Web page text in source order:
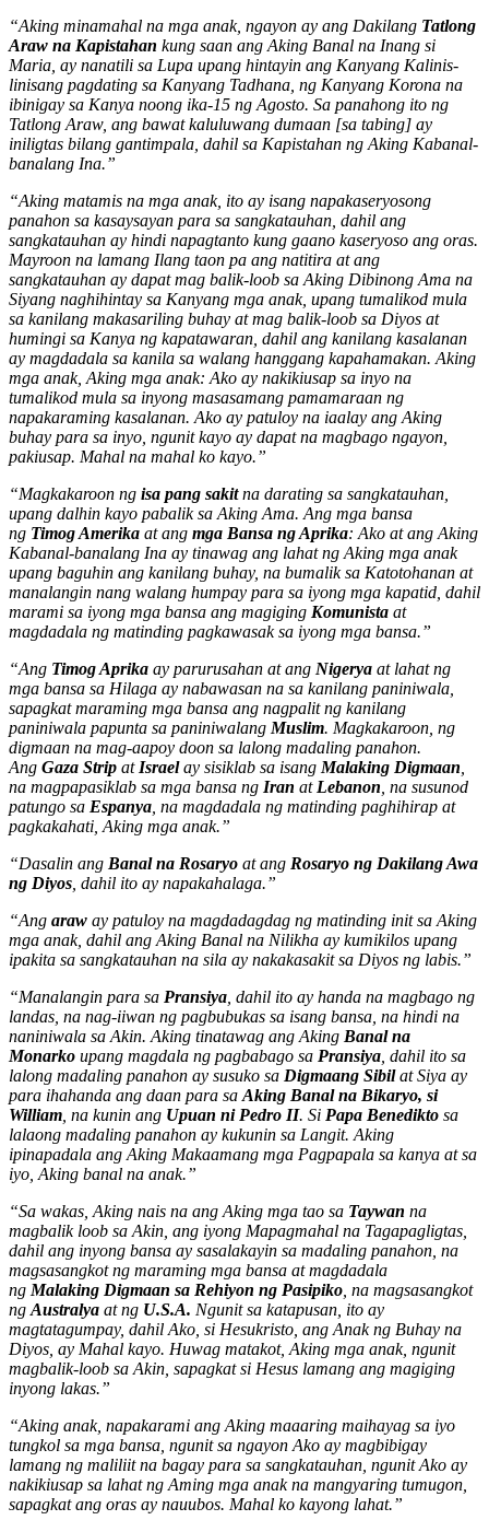
“Aking minamahal na mga anak, ngayon ay ang Dakilang Tatlong
Araw na Kapistahan kung saan ang Aking Banal na Inang si
Maria, ay nanatili sa Lupa upang hintayin ang Kanyang Kalinis-
linisang pagdating sa Kanyang Tadhana, ng Kanyang Korona na
ibinigay sa Kanya noong ika-15 ng Agosto. Sa panahong ito ng
Tatlong Araw, ang bawat kaluluwang dumaan [sa tabing] ay
iniligtas bilang gantimpala, dahil sa Kapistahan ng Aking Kabanal-
banalang Ina.”
“Aking matamis na mga anak, ito ay isang napakaseryosong
panahon sa kasaysayan para sa sangkatauhan, dahil ang
sangkatauhan ay hindi napagtanto kung gaano kaseryoso ang oras.
Mayroon na lamang Ilang taon pa ang natitira at ang
sangkatauhan ay dapat mag balik-loob sa Aking Dibinong Ama na
Siyang naghihintay sa Kanyang mga anak, upang tumalikod mula
sa kanilang makasariling buhay at mag balik-loob sa Diyos at
humingi sa Kanya ng kapatawaran, dahil ang kanilang kasalanan
ay magdadala sa kanila sa walang hanggang kapahamakan. Aking
mga anak, Aking mga anak: Ako ay nakikiusap sa inyo na
tumalikod mula sa inyong masasamang pamamaraan ng
napakaraming kasalanan. Ako ay patuloy na iaalay ang Aking
buhay para sa inyo, ngunit kayo ay dapat na magbago ngayon,
pakiusap. Mahal na mahal ko kayo.”
“Magkakaroon ng isa pang sakitna darating sa sangkatauhan,
upang dalhin kayo pabalik sa Aking Ama. Ang mga bansa
ng Timog Amerika at ang mga Bansa ng Aprika: Ako at ang Aking
Kabanal-banalang Ina ay tinawag ang lahat ng Aking mga anak
upang baguhin ang kanilang buhay, na bumalik sa Katotohanan at
manalangin nang walang humpay para sa iyong mga kapatid, dahil
marami sa iyong mga bansa ang magiging Komunista at
magdadala ng matinding pagkawasak sa iyong mga bansa.”
“Ang Timog Aprika ay parurusahan at ang Nigerya at lahat ng
mga bansa sa Hilaga ay nabawasan na sa kanilang paniniwala,
sapagkat maraming mga bansa ang nagpalit ng kanilang
paniniwala papunta sa paniniwalang Muslim. Magkakaroon, ng
digmaan na mag-aapoy doon sa lalong madaling panahon.
Ang Gaza Strip at Israelay sisiklab sa isang Malaking Digmaan
na magpapasiklab sa mga bansa ng Iran at Lebanon , na susunod
patungo sa Espanya , na magdadala ng matinding paghihirap at
pagkakahati, Aking mga anak.”
“Dasalin ang Banal na Rosaryo at ang Rosaryo ng Dakilang Awa
ng Diyos , dahil ito ay napakahalaga.”
“Ang araw ay patuloy na magdadagdag ng matinding init sa Aking
mga anak, dahil ang Aking Banal na Nilikha ay kumikilos upang
ipakita sa sangkatauhan na sila ay nakakasakit sa Diyos ng labis.”
“Manalangin para sa Pransiya , dahil ito ay handa na magbago ng
landas, na nag-iiwan ng pagbubukas sa isang bansa, na hindi na
naniniwala sa Akin. Aking tinatawag ang Aking Banal na
Monarko upang magdala ng pagbabago sa Pransiya , dahil ito sa
lalong madaling panahon ay susuko sa Digmaang Sibilat Siya ay
para ihahanda ang daan para sa Aking Banal na Bikaryo, si
William , na kunin ang Upuan ni Pedro II. Si Papa Benedikto sa
lalaong madaling panahon ay kukunin sa Langit. Aking
ipinapadala ang Aking Makaamang mga Pagpapala sa kanya at sa
iyo, Aking banal na anak.”
“Sa wakas, Aking nais na ang Aking mga tao sa Taywan na
magbalik loob sa Akin, ang iyong Mapagmahal na Tagapagligtas,
dahil ang inyong bansa ay sasalakayin sa madaling panahon, na
magsasangkot ng maraming mga bansa at magdadala
ng Malaking Digmaan sa Rehiyon ng Pasipiko , na magsasangkot
ng Australya at ng U.S.A. Ngunit sa katapusan, ito ay
magtatagumpay, dahil Ako, si Hesukristo, ang Anak ng Buhay na
Diyos, ay Mahal kayo. Huwag matakot, Aking mga anak, ngunit
magbalik-loob sa Akin, sapagkat si Hesus lamang ang magiging
inyong lakas.”
“Aking anak, napakarami ang Aking maaaring maihayag sa iyo
tungkol sa mga bansa, ngunit sa ngayon Ako ay magbibigay
lamang ng maliliit na bagay para sa sangkatauhan, ngunit Ako ay
nakikiusap sa lahat ng Aming mga anak na mangyaring tumugon,
sapagkat ang oras ay nauubos. Mahal ko kayong lahat.”